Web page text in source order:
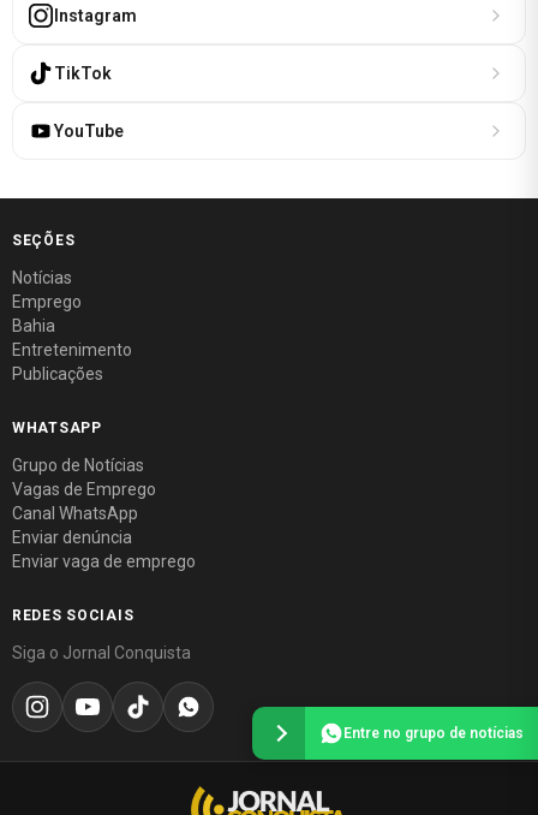
Instagram
TikTok
YouTube
SEÇÕES
Notícias
Emprego
Bahia
Entretenimento
Publicações
WHATSAPP
Grupo de Notícias
Vagas de Emprego
Canal WhatsApp
Enviar denúncia
Enviar vaga de emprego
REDES SOCIAIS
Siga o Jornal Conquista
Entre no grupo de notícias